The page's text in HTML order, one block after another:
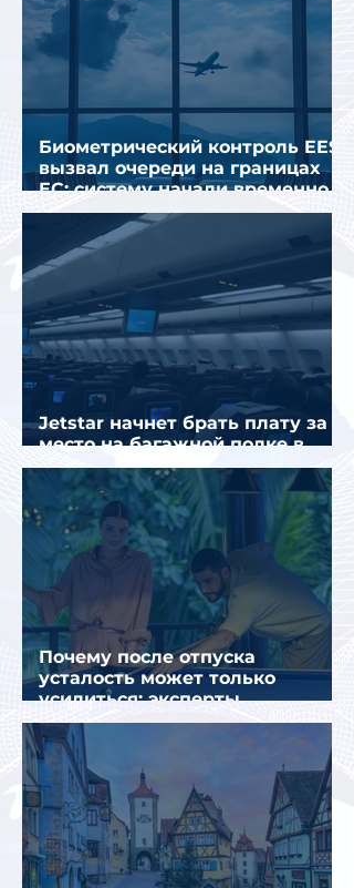
Биометрический контроль EES
вызвал очереди на границах
ЕС: систему начали временно
отключать
Jetstar начнет брать плату за
место на багажной полке в
салоне самолета
Почему после отпуска
усталость может только
усилиться: эксперты
объяснили причины